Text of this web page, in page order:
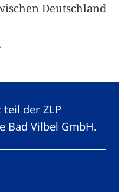
Deutschland
der ZLP
Bad Vilbel GmbH.